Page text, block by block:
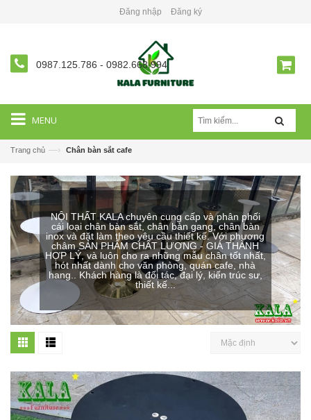
Đăng nhập Đăng ký
0987.125.786 - 0982.668.994
MENU
Trang chủ —› Chân bàn sắt cafe
NỘI THẤT KALA chuyên cung cấp và phân phối
cái loại chân bàn sắt, chân bàn gang, chân bàn
inox và đặt làm theo yêu cầu thiết kế. Với phương
châm SẢN PHẨM CHẤT LƯỢNG - GIÁ THÀNH
HỢP LÝ, và luôn cho ra những mẫu chân tốt nhất,
hót nhất dành cho văn phòng, quán cafe, nhà
hang.. Khách hàng là đối tác, đại lý, kiến trúc sư,
thiết kế...